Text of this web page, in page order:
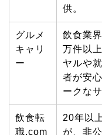
供。
グルメ
キャリ
ー
飲食業
万件以
ヤルや
者が安
ークな
飲食転
職.com
20年以
が、非